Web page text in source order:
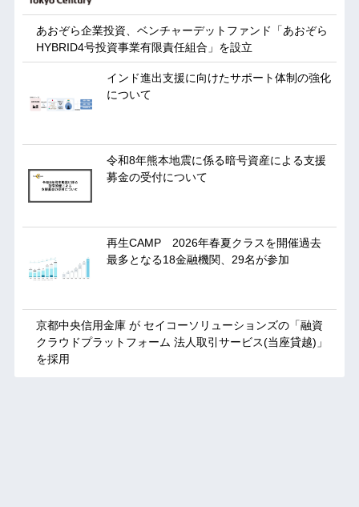
あおぞら企業投資、ベンチャーデットファンド「あおぞら
HYBRID4号投資事業有限責任組合」を設立
インド進出支援に向けたサポート体制の強化
について
令和8年熊本地震に係る暗号資産による支援
募金の受付について
再生CAMP 2026年春夏クラスを開催過去
最多となる18金融機関、29名が参加
京都中央信用金庫 が セイコーソリューションズの「融資
クラウドプラットフォーム 法人取引サービス(当座貸越)」
を採用